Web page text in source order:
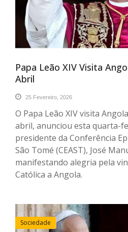
Papa Leão XIV Visita
Abril
25 Fevereiro, 2026
O Papa Leão XIV visita
abril, anunciou esta quarta-
presidente da Conferência
São Tomé (CEAST), José
manifestando alegria pela
Católica a Angola.
Sociedade